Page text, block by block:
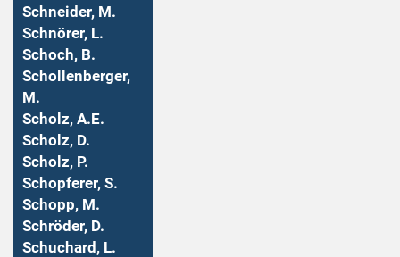
Schneider, M.
Schnörer, L.
Schoch, B.
Schollenberger,
M.
Scholz, A.E.
Scholz, D.
Scholz, P.
Schopferer, S.
Schopp, M.
Schröder, D.
Schuchard, L.